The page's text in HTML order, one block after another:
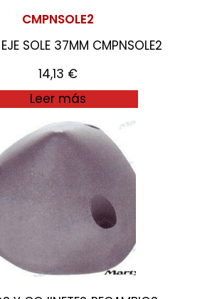
CMPNSOLE2
SOLE 37MM CMPNSOLE2
14,13 €
Leer más